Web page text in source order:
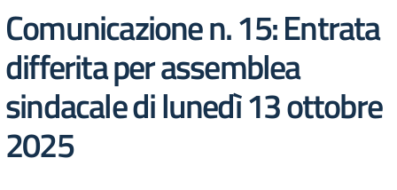
Comunicazione n. 15: Entrata
differita per assemblea
sindacale di lunedì 13 ottobre
2025